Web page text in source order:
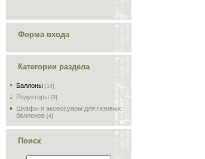
Форма входа
Категории раздела
Баллоны [14]
Редукторы [9]
Шкафы и аксессуары для газовых
баллонов [4]
Поиск